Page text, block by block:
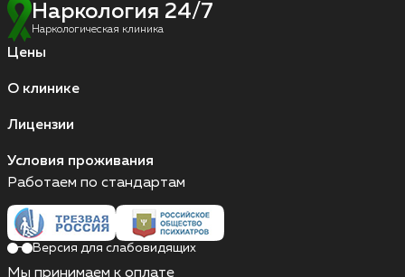
Наркология 24/7
Наркологическая клиника
Цены
О клинике
Лицензии
Условия проживания
Работаем по стандартам
Версия для слабовидящих
Мы принимаем к оплате